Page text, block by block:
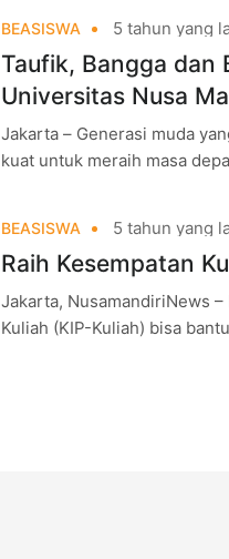
BEASISWA 5 tahun yang
Taufik, Bangga dan
Universitas Nusa
Jakarta – Generasi muda
kuat untuk meraih masa
BEASISWA 5 tahun yang
Jakarta, NusamandiriNews
Kuliah (KIP-Kuliah) bisa